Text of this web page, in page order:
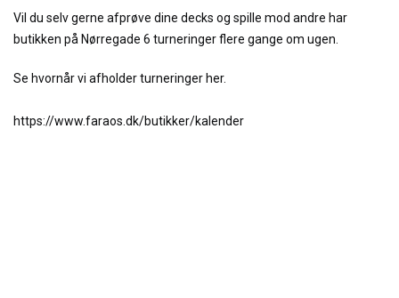
Vil du selv gerne afprøve dine decks og spille mod andre har
butikken på Nørregade 6 turneringer flere gange om ugen.
Se hvornår vi afholder turneringer her.
https://www.faraos.dk/butikker/kalender